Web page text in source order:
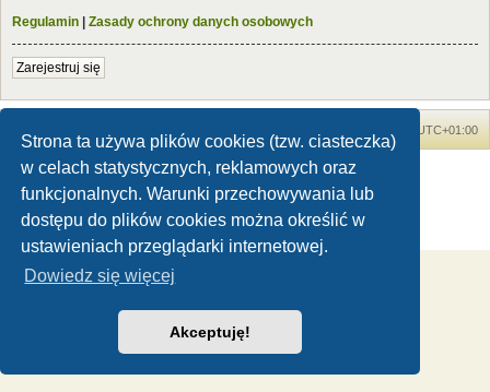
Strona ta używa plików cookies (tzw. ciasteczka)
w celach statystycznych, reklamowych oraz
funkcjonalnych. Warunki przechowywania lub
dostępu do plików cookies można określić w
ustawieniach przeglądarki internetowej.
Dowiedz się więcej
Akceptuję!
Regulamin | Zasady ochrony danych osobowych
Zarejestruj się
UTC+01:00
Dinozaury.com© 2006-2020
Technologię dostarczaphpBB® Forum Software © phpBB Limited
Zasady ochrony danych osobowych|Regulamin